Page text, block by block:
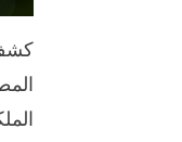
كشف